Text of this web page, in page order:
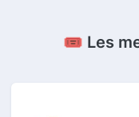
🎟️ Les